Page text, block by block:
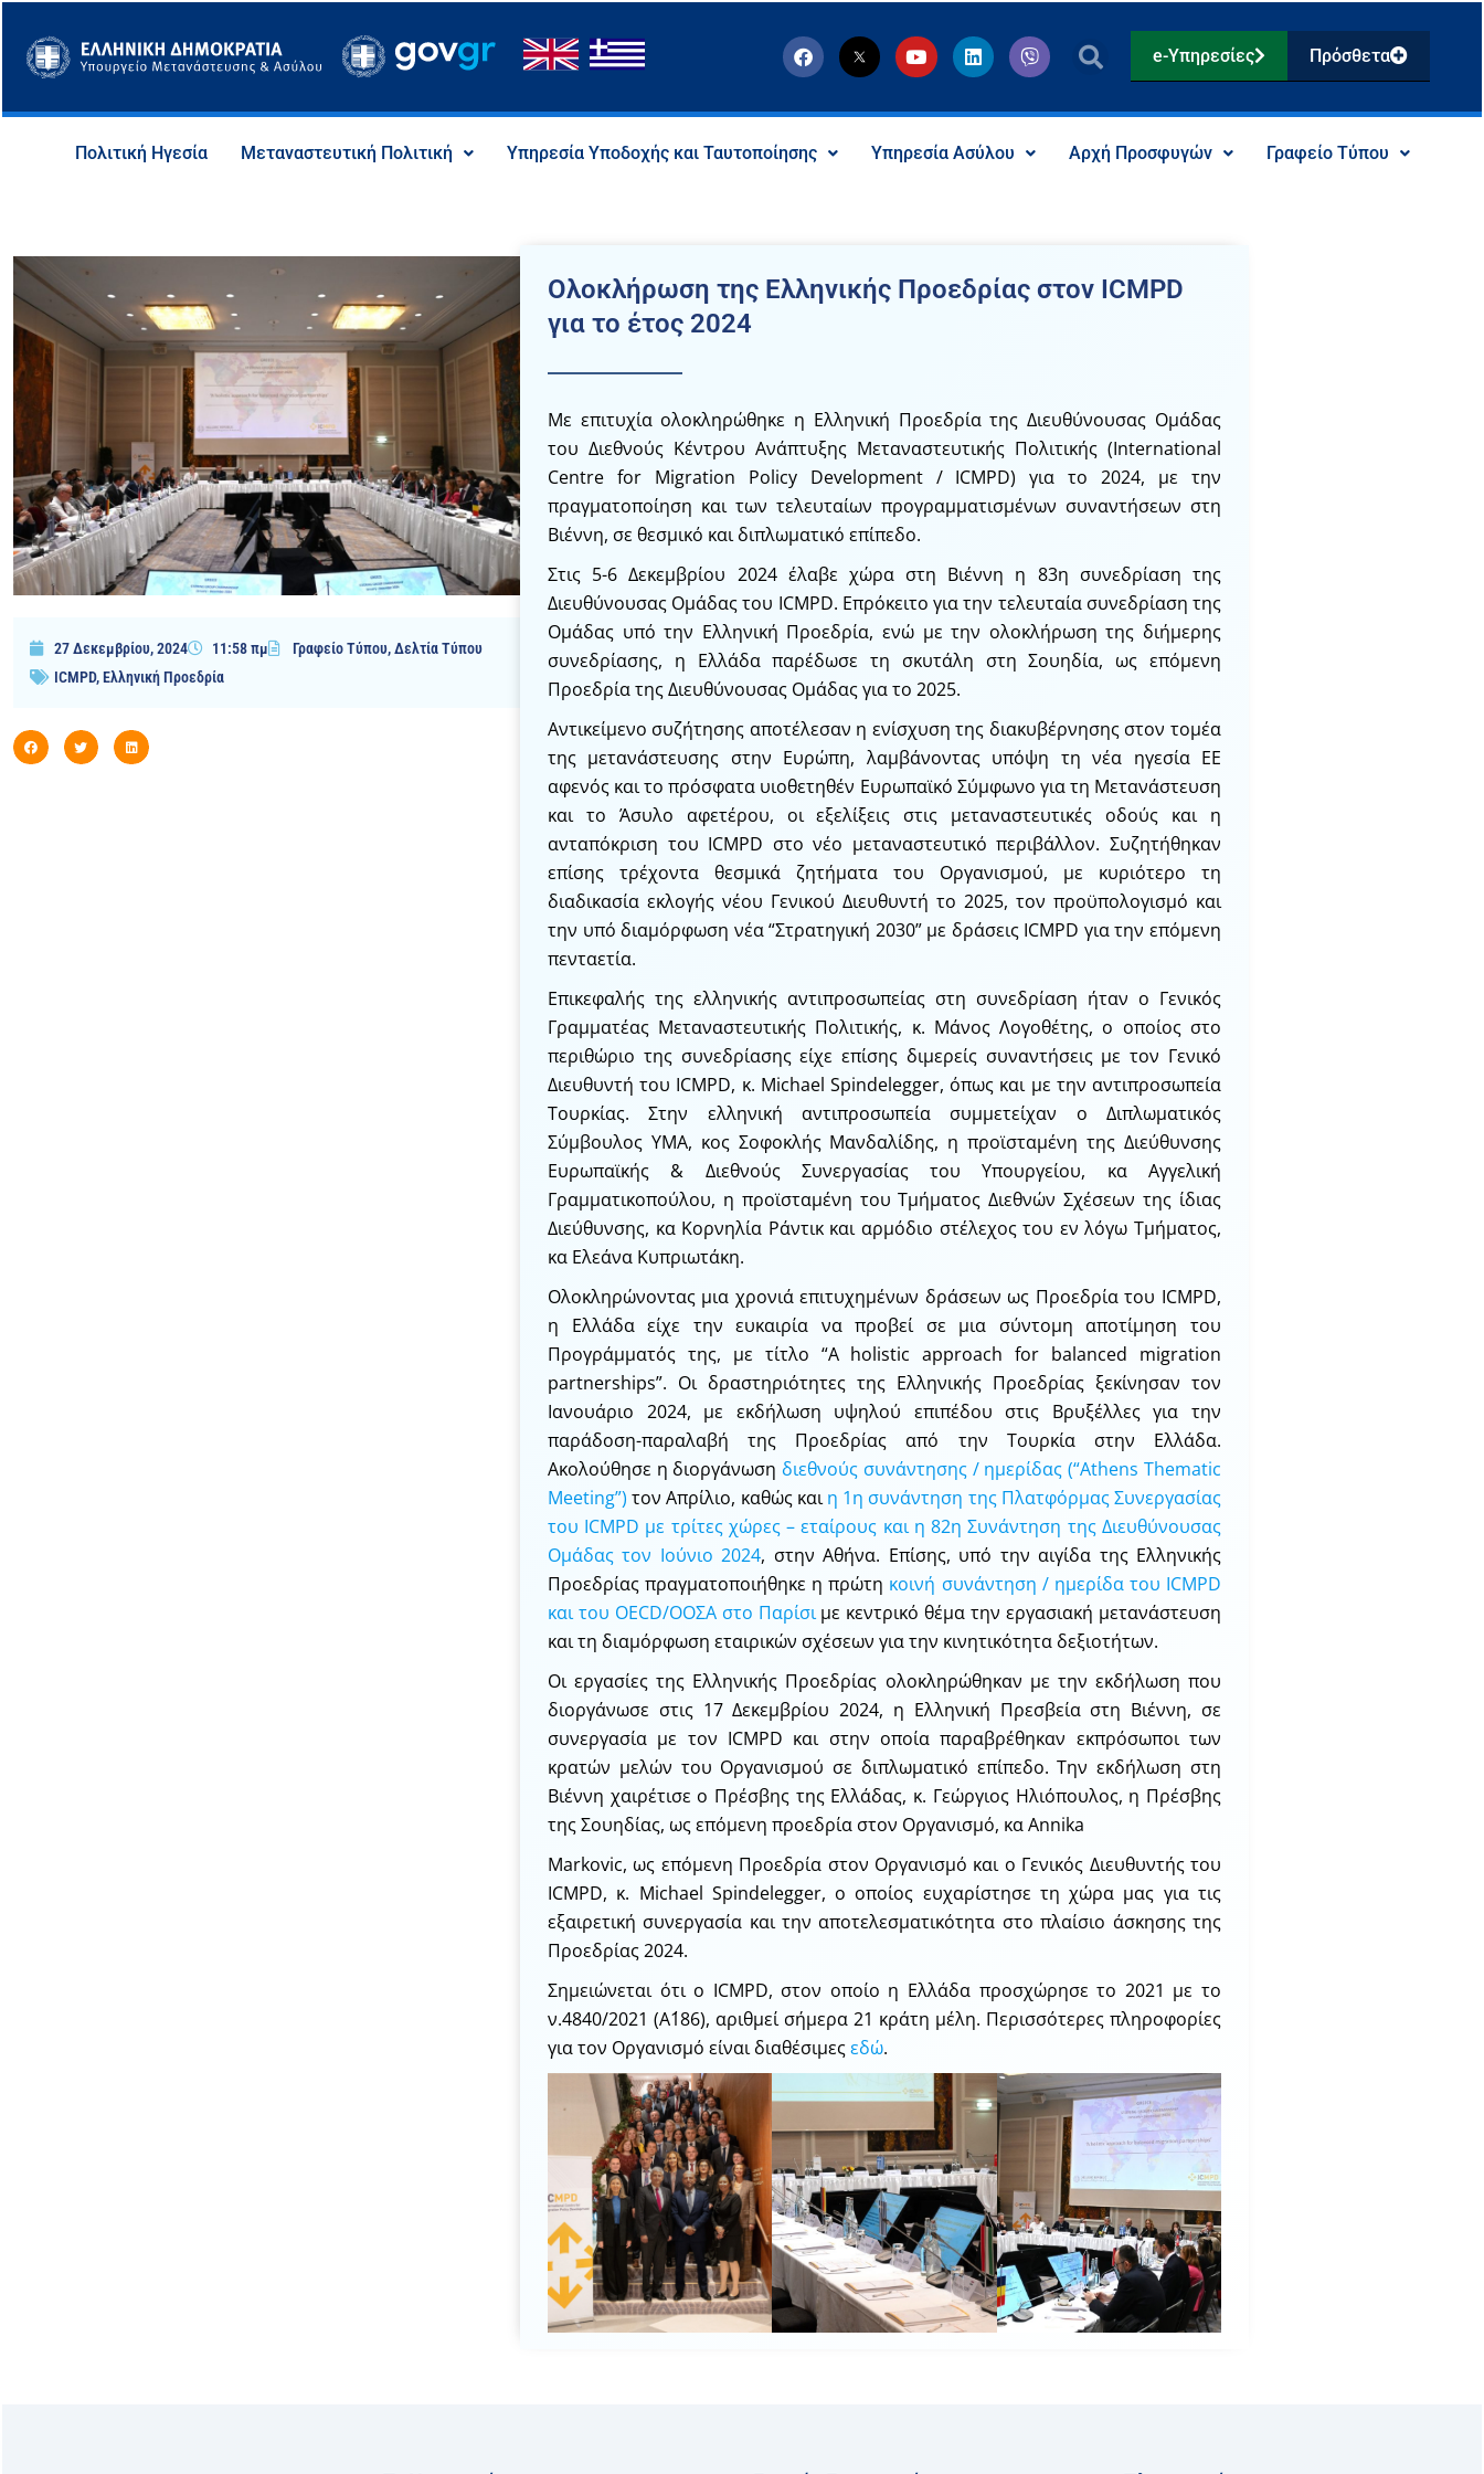
στο
περιεχόμενο
F
a
c
b
o
T
w
i
t
i
Y
o
u
u
e
L
i
n
e
d
i
V
i
b
r
e-Υπηρεσίες Πρόσθετα
Πολιτική Ηγεσία Μεταναστευτική Πολιτική Υπηρεσία Υποδοχής και Ταυτοποίησης Υπηρεσία Ασύλου Αρχή Προσφυγών Γραφείο Τύπου
27 Δεκεμβρίου, 2024 11:58 πμ Γραφείο Τύπου,Δελτία Τύπου
ICMPD,Ελληνική Προεδρία
Ολοκλήρωση της Ελληνικής Προεδρίας στον ICMPD
για το έτος 2024
Με επιτυχία ολοκληρώθηκε η Ελληνική Προεδρία της Διευθύνουσας Ομάδας
του Διεθνούς Κέντρου Ανάπτυξης Μεταναστευτικής Πολιτικής (International
Centre for Migration Policy Development / ICMPD) για το 2024, με την
πραγματοποίηση και των τελευταίων προγραμματισμένων συναντήσεων στη
Βιέννη, σε θεσμικό και διπλωματικό επίπεδο.
Στις 5-6 Δεκεμβρίου 2024 έλαβε χώρα στη Βιέννη η 83η συνεδρίαση της
Διευθύνουσας Ομάδας του ICMPD. Επρόκειτο για την τελευταία συνεδρίαση της
Ομάδας υπό την Ελληνική Προεδρία, ενώ με την ολοκλήρωση της διήμερης
συνεδρίασης, η Ελλάδα παρέδωσε τη σκυτάλη στη Σουηδία, ως επόμενη
Προεδρία της Διευθύνουσας Ομάδας για το 2025.
Αντικείμενο συζήτησης αποτέλεσαν η ενίσχυση της διακυβέρνησης στον τομέα
της μετανάστευσης στην Ευρώπη, λαμβάνοντας υπόψη τη νέα ηγεσία ΕΕ
αφενός και το πρόσφατα υιοθετηθέν Ευρωπαϊκό Σύμφωνο για τη Μετανάστευση
και το Άσυλο αφετέρου, οι εξελίξεις στις μεταναστευτικές οδούς και η
ανταπόκριση του ICMPD στο νέο μεταναστευτικό περιβάλλον. Συζητήθηκαν
επίσης τρέχοντα θεσμικά ζητήματα του Οργανισμού, με κυριότερο τη
διαδικασία εκλογής νέου Γενικού Διευθυντή το 2025, τον προϋπολογισμό και
την υπό διαμόρφωση νέα “Στρατηγική 2030” με δράσεις ICMPD για την επόμενη
πενταετία.
Επικεφαλής της ελληνικής αντιπροσωπείας στη συνεδρίαση ήταν ο Γενικός
Γραμματέας Μεταναστευτικής Πολιτικής, κ. Μάνος Λογοθέτης, ο οποίος στο
περιθώριο της συνεδρίασης είχε επίσης διμερείς συναντήσεις με τον Γενικό
Διευθυντή του ICMPD, κ. Michael Spindelegger, όπως και με την αντιπροσωπεία
Τουρκίας. Στην ελληνική αντιπροσωπεία συμμετείχαν ο Διπλωματικός
Σύμβουλος ΥΜΑ, κος Σοφοκλής Μανδαλίδης, η προϊσταμένη της Διεύθυνσης
Ευρωπαϊκής & Διεθνούς Συνεργασίας του Υπουργείου, κα Αγγελική
Γραμματικοπούλου, η προϊσταμένη του Τμήματος Διεθνών Σχέσεων της ίδιας
Διεύθυνσης, κα Κορνηλία Ράντικ και αρμόδιο στέλεχος του εν λόγω Τμήματος,
κα Ελεάνα Κυπριωτάκη.
Ολοκληρώνοντας μια χρονιά επιτυχημένων δράσεων ως Προεδρία του ICMPD,
η Ελλάδα είχε την ευκαιρία να προβεί σε μια σύντομη αποτίμηση του
Προγράμματός της, με τίτλο “A holistic approach for balanced migration
partnerships”. Οι δραστηριότητες της Ελληνικής Προεδρίας ξεκίνησαν τον
Ιανουάριο 2024, με εκδήλωση υψηλού επιπέδου στις Βρυξέλλες για την
παράδοση-παραλαβή της Προεδρίας από την Τουρκία στην Ελλάδα.
Ακολούθησε η διοργάνωση διεθνούς συνάντησης / ημερίδας (“Athens Thematic
Meeting”) τον Απρίλιο, καθώς καιη 1η συνάντηση της Πλατφόρμας Συνεργασίας
του ICMPD με τρίτες χώρες – εταίρους και η 82η Συνάντηση της Διευθύνουσας
Ομάδας τον Ιούνιο 2024, στην Αθήνα. Επίσης, υπό την αιγίδα της Ελληνικής
Προεδρίας πραγματοποιήθηκε η πρώτη κοινή συνάντηση / ημερίδα του ICMPD
και του OECD/ΟΟΣΑ στο Παρίσιμε κεντρικό θέμα την εργασιακή μετανάστευση
και τη διαμόρφωση εταιρικών σχέσεων για την κινητικότητα δεξιοτήτων.
Οι εργασίες της Ελληνικής Προεδρίας ολοκληρώθηκαν με την εκδήλωση που
διοργάνωσε στις 17 Δεκεμβρίου 2024, η Ελληνική Πρεσβεία στη Βιέννη, σε
συνεργασία με τον ICMPD και στην οποία παραβρέθηκαν εκπρόσωποι των
κρατών μελών του Οργανισμού σε διπλωματικό επίπεδο. Την εκδήλωση στη
Βιέννη χαιρέτισε ο Πρέσβης της Ελλάδας, κ. Γεώργιος Ηλιόπουλος, η Πρέσβης
της Σουηδίας, ως επόμενη προεδρία στον Οργανισμό, κα Annika
Markovic, ως επόμενη Προεδρία στον Οργανισμό και ο Γενικός Διευθυντής του
ICMPD, κ. Michael Spindelegger, ο οποίος ευχαρίστησε τη χώρα μας για τις
εξαιρετική συνεργασία και την αποτελεσματικότητα στο πλαίσιο άσκησης της
Προεδρίας 2024.
Σημειώνεται ότι ο ICMPD, στον οποίο η Ελλάδα προσχώρησε το 2021 με το
ν.4840/2021 (Α΄186), αριθμεί σήμερα 21 κράτη μέλη. Περισσότερες πληροφορίες
για τον Οργανισμό είναι διαθέσιμεςεδώ.